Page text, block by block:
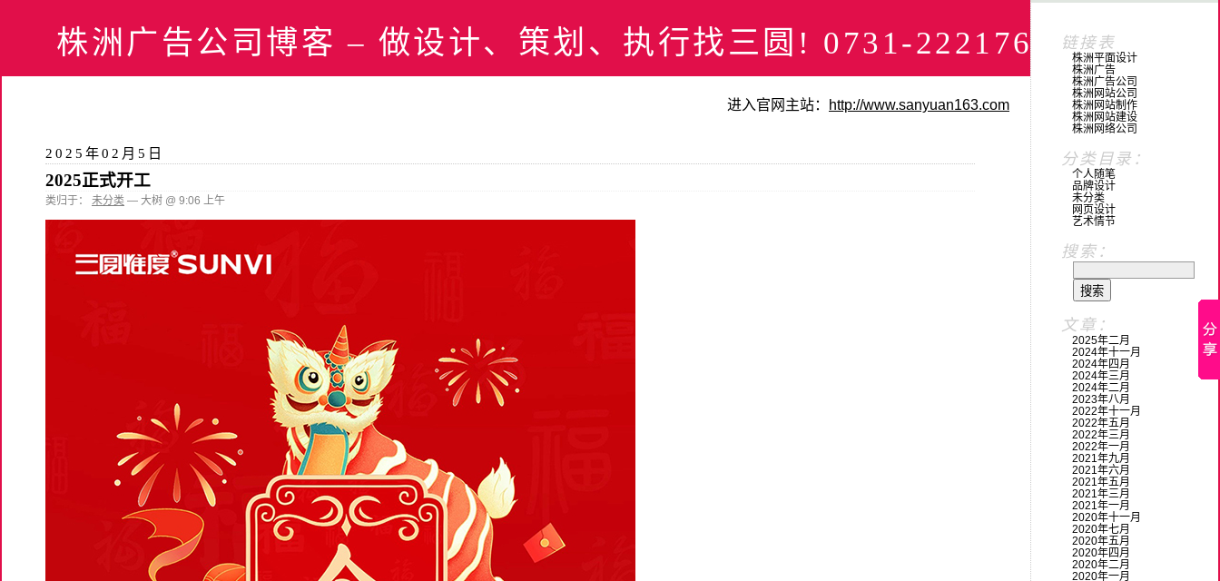
株洲广告公司博客 – 做设计、策划、执行找三圆! 0731-22217673
进入官网主站： http://www.sanyuan163.com
2025年02月5日
2025正式开工
类归于： 未分类 — 大树 @ 9:06 上午
链接表
株洲平面设计
株洲广告
株洲广告公司
株洲网站公司
株洲网站制作
株洲网站建设
株洲网络公司
分类目录：
个人随笔
品牌设计
未分类
网页设计
艺术情节
搜索：
文章：
2025年二月
2024年十一月
2024年四月
2024年三月
2024年二月
2023年八月
2022年十一月
2022年五月
2022年三月
2022年一月
2021年九月
2021年六月
2021年五月
2021年三月
2021年一月
2020年十一月
2020年七月
2020年五月
2020年四月
2020年二月
2020年一月